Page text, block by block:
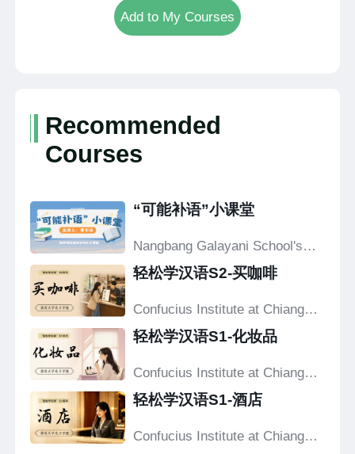
再约”、“那就这样吧”、“什么时候好呢”、“什么时
候都行”的中文表述。课程采用实景教学，模拟一
显易懂、实用性强，帮助学习者快速掌握餐饮场
景基础汉语会话，轻松完成请客问答。
Add to My Courses
Recommended
Courses
“可能补语”小课堂
Nangbang Galayani School's
轻松学汉语S2-买咖啡
Confucius Institute at Chiang
轻松学汉语S1-化妆品
Confucius Institute at Chiang
轻松学汉语S1-酒店
Confucius Institute at Chiang